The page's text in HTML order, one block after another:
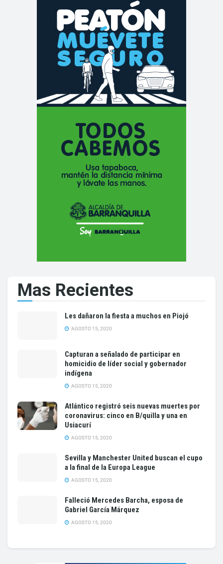
Mas Recientes
Les dañaron la fiesta a muchos en Piojó
AGOSTO 15, 2020
Capturan a señalado de participar en
homicidio de líder social y gobernador
indígena
AGOSTO 15, 2020
Atlántico registró seis nuevas muertes por
coronavirus: cinco en B/quilla y una en
Usiacurí
AGOSTO 15, 2020
Sevilla y Manchester United buscan el cupo
a la final de la Europa League
AGOSTO 15, 2020
Falleció Mercedes Barcha, esposa de
Gabriel García Márquez
AGOSTO 15, 2020